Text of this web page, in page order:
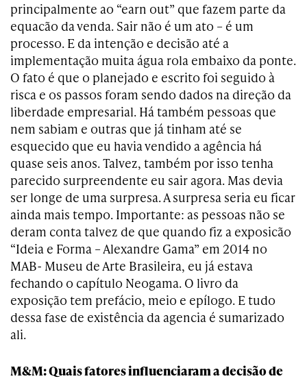
principalmente ao “earn out” que fazem parte da
equacão da venda. Sair não é um ato – é um
processo. E da intenção e decisão até a
implementação muita água rola embaixo da ponte.
O fato é que o planejado e escrito foi seguido à
risca e os passos foram sendo dados na direção da
liberdade empresarial. Há também pessoas que
nem sabiam e outras que já tinham até se
esquecido que eu havia vendido a agência há
quase seis anos. Talvez, também por isso tenha
parecido surpreendente eu sair agora. Mas devia
ser longe de uma surpresa. A surpresa seria eu ficar
ainda mais tempo. Importante: as pessoas não se
deram conta talvez de que quando fiz a exposicão
“Ideia e Forma – Alexandre Gama” em 2014 no
MAB- Museu de Arte Brasileira, eu já estava
fechando o capítulo Neogama. O livro da
exposição tem prefácio, meio e epílogo. E tudo
dessa fase de existência da agencia é sumarizado
ali.
M&M: Quais fatores influenciaram a decisão de